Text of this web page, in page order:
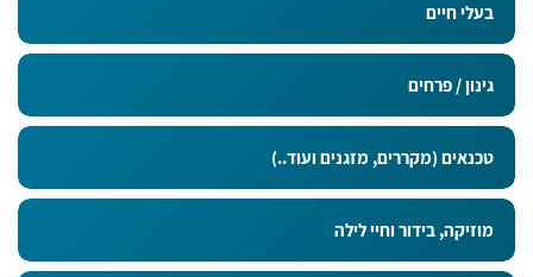
בעלי חיים
גינון / פרחים
טכנאים (מקררים, מזגנים ועוד..)
מוזיקה, בידור וחיי לילה